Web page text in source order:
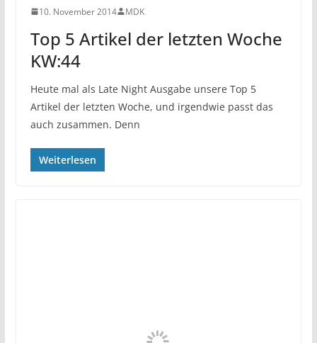
10. November 2014 MDK
Top 5 Artikel der letzten Woche
KW:44
Heute mal als Late Night Ausgabe unsere Top 5
Artikel der letzten Woche, und irgendwie passt das
auch zusammen. Denn
Weiterlesen